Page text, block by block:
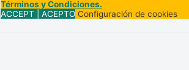
Términos y Condiciones.
ACCEPT | ACEPTO Configuración de cookies